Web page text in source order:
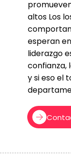
altos Los
esperan
liderazgo
confianza,
y si eso el